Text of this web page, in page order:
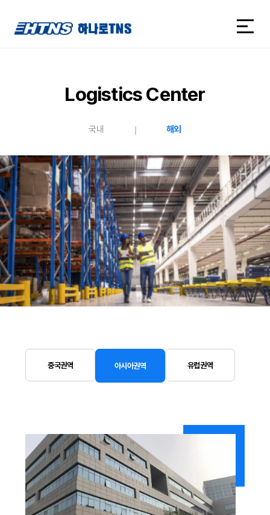
하나로TNS
Logistics Center
국내 해외
중국권역 아시아권역 유럽권역